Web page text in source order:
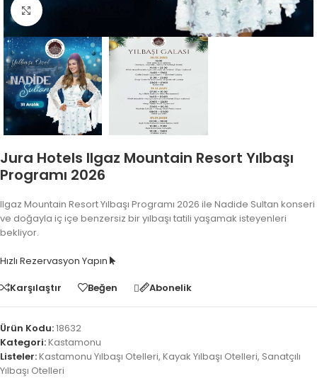
Fotoğrafı Büyüt
Jura Hotels Ilgaz Mountain Resort Yılbaşı
Programı 2026
Ilgaz Mountain Resort Yılbaşı Programı 2026 ile Nadide Sultan konseri
ve doğayla iç içe benzersiz bir yılbaşı tatili yaşamak isteyenleri
bekliyor.
Hızlı Rezervasyon Yapın
Karşılaştır
Beğen Abonelik
Ürün Kodu:18632
Kategori:Kastamonu
Listeler:Kastamonu Yılbaşı Otelleri, Kayak Yılbaşı Otelleri, Sanatçılı
Yılbaşı Otelleri